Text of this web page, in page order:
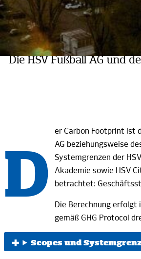
Die HSV Fußball AG und
D
er Carbon Footprint ist
AG beziehungsweise
Systemgrenzen der
Akademie sowie HSV
betrachtet:
Die Berechnung erfolgt
gemäß GHG Protocol
Scopes und